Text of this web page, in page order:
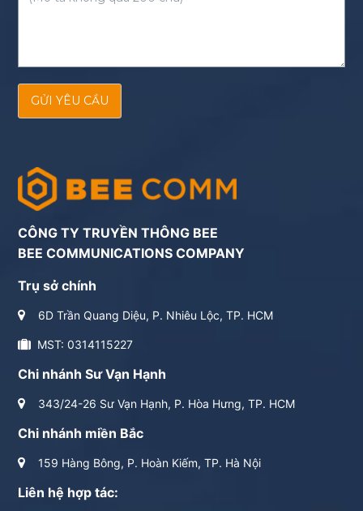
GỬI YÊU CẦU
CÔNG TY TRUYỀN THÔNG BEE
BEE COMMUNICATIONS COMPANY
Trụ sở chính
6D Trần Quang Diệu, P. Nhiêu Lộc, TP. HCM
MST: 0314115227
Chi nhánh Sư Vạn Hạnh
343/24-26 Sư Vạn Hạnh, P. Hòa Hưng, TP. HCM
Chi nhánh miền Bắc
159 Hàng Bông, P. Hoàn Kiếm, TP. Hà Nội
Liên hệ hợp tác: